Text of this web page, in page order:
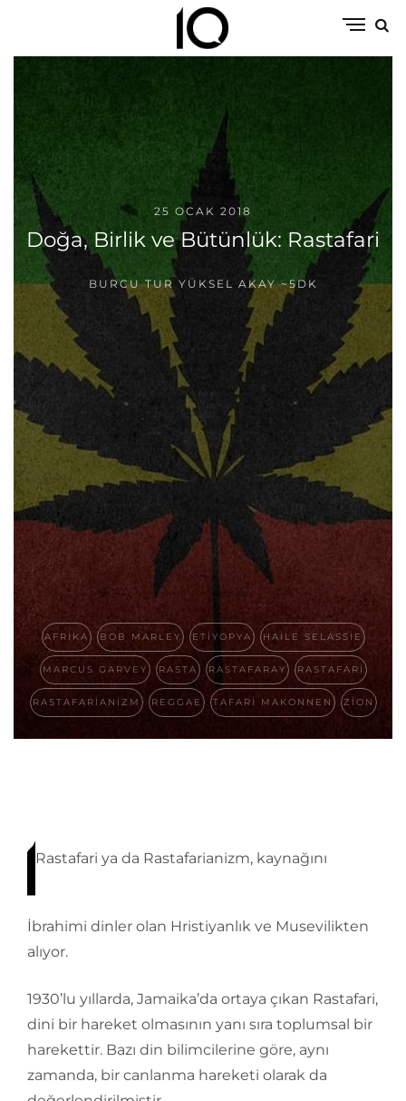
25 OCAK 2018
Doğa, Birlik ve Bütünlük: Rastafari
BURCU TUR YÜKSEL AKAY ~5DK
AFRIKA BOB MARLEY ETIYOPYA HAILE SELASSIE
MARCUS GARVEY RASTA RASTAFARAY RASTAFARI
RASTAFARIANIZM REGGAE TAFARI MAKONNEN ZION
Rastafari ya da Rastafarianizm, kaynağını
İbrahimi dinler olan Hristiyanlık ve Musevilikten
alıyor.
1930’lu yıllarda, Jamaika’da ortaya çıkan Rastafari,
dini bir hareket olmasının yanı sıra toplumsal bir
harekettir. Bazı din bilimcilerine göre, aynı
zamanda, bir canlanma hareketi olarak da